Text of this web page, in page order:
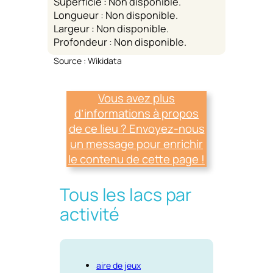
Longueur : Non disponible.
Largeur : Non disponible.
Profondeur : Non disponible.
Source : Wikidata
Vous avez plus
d’informations à propos
de ce lieu ? Envoyez-nous
un message pour enrichir
le contenu de cette page !
Tous les lacs par
activité
aire de jeux